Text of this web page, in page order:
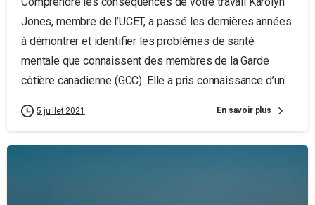
Jones, membre de l’UCET, a passé les dernières années
à démontrer et identifier les problèmes de santé
mentale que connaissent des membres de la Garde
côtière canadienne (GCC). Elle a pris connaissance d’un...
5 juillet 2021 En savoir plus